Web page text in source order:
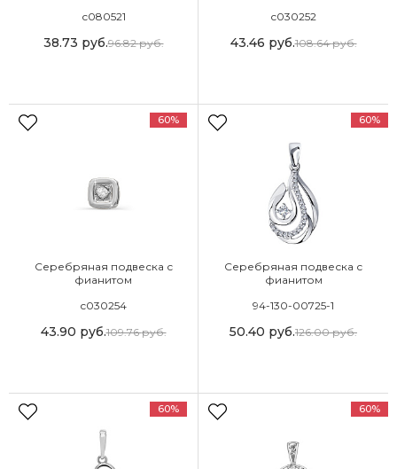
с080521
38.73 руб.96.82руб.
с030252
43.46 руб.108.64руб.
60%
Серебряная подвеска с
фианитом
с030254
43.90 руб.109.76руб.
60%
Серебряная подвеска с
фианитом
94-130-00725-1
50.40 руб.126.00руб.
60% 60%